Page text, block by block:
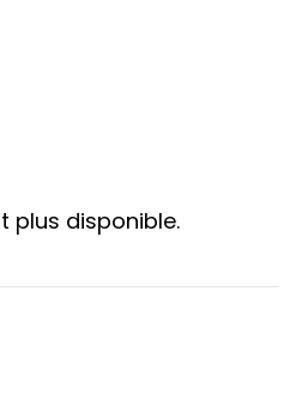
plus disponible.